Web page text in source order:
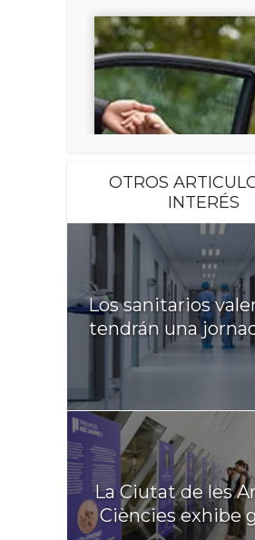
OTROS
INTERÉS
Los sanitarios
tendrán una
La Ciutat de les
Ciències exhibe